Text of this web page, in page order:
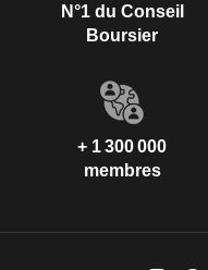
N°1 du Conseil
Boursier
+ 1 300 000
membres